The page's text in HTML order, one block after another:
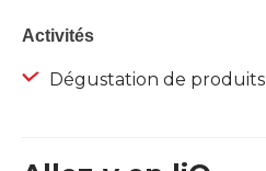
Activités
Dégustation de produits